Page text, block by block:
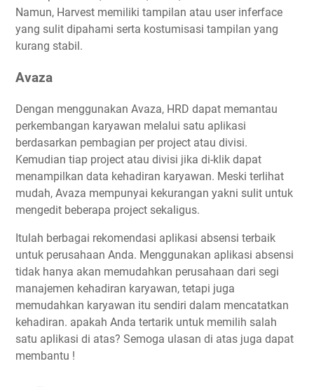
Namun, Harvest memiliki tampilan atau user inferface
yang sulit dipahami serta kostumisasi tampilan yang
kurang stabil.
Avaza
Dengan menggunakan Avaza, HRD dapat memantau
perkembangan karyawan melalui satu aplikasi
berdasarkan pembagian per project atau divisi.
Kemudian tiap project atau divisi jika di-klik dapat
menampilkan data kehadiran karyawan. Meski terlihat
mudah, Avaza mempunyai kekurangan yakni sulit untuk
mengedit beberapa project sekaligus.
Itulah berbagai rekomendasi aplikasi absensi terbaik
untuk perusahaan Anda. Menggunakan aplikasi absensi
tidak hanya akan memudahkan perusahaan dari segi
manajemen kehadiran karyawan, tetapi juga
memudahkan karyawan itu sendiri dalam mencatatkan
kehadiran. apakah Anda tertarik untuk memilih salah
satu aplikasi di atas? Semoga ulasan di atas juga dapat
membantu !